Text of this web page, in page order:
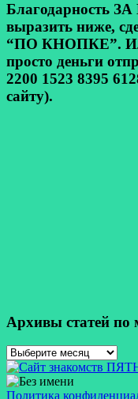
Благодарность
выразить ниже,
“ПО КНОПКЕ”.
просто деньги
2200 1523 8395
сайту).
Архивы статей по
Архивы
статей
по
месяцам
Политика